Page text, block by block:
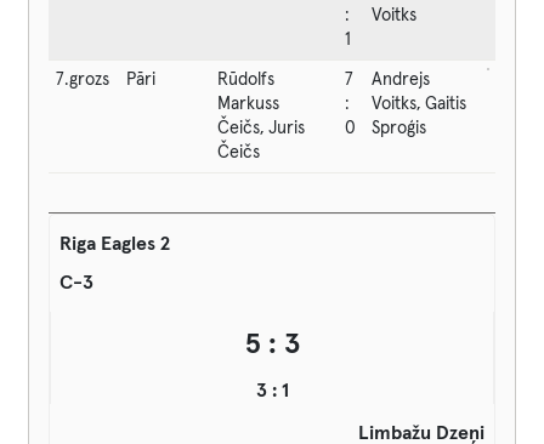
:
1
Voitks
7.grozs Pāri
Rūdolfs
Markuss
Čeičs, Juris
Čeičs
7
:
0
Andrejs
Voitks, Gaitis
Sproģis
Riga Eagles 2
C-3
5 : 3
3 : 1
Limbažu Dzeņi